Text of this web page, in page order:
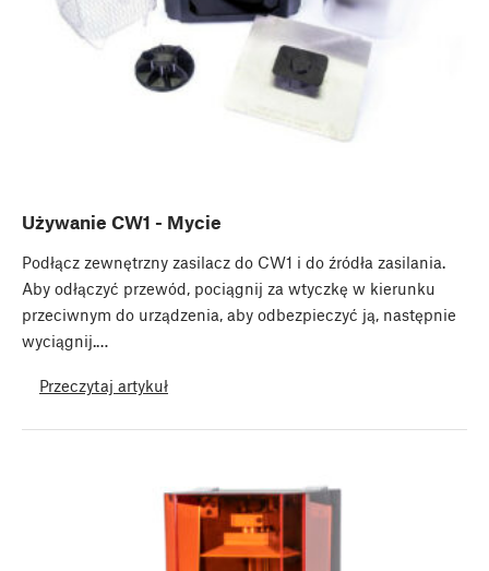
Używanie CW1 - Mycie
Podłącz ​zewnętrzny zasilacz​ do CW1 i do źródła zasilania.
Aby odłączyć przewód, pociągnij za wtyczkę w kierunku
przeciwnym do urządzenia, aby odbezpieczyć ją, następnie
wyciągnij.…
Przeczytaj artykuł